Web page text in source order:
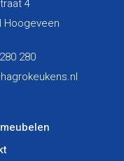
4
Hoogeveen
280